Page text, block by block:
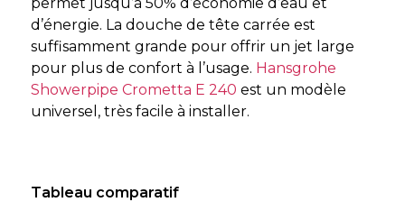
d’énergie. La douche de tête carrée est
suffisamment grande pour offrir un jet large
pour plus de confort à l’usage. Hansgrohe
Showerpipe Crometta E 240 est un modèle
universel, très facile à installer.
Tableau comparatif